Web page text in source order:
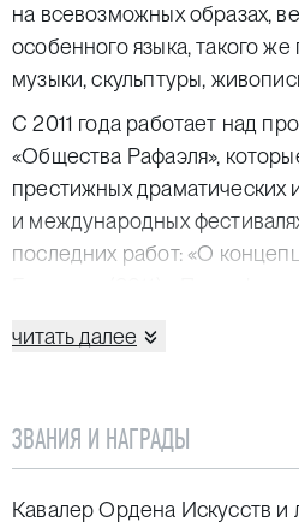
на всевозможных образах,
особенного языка, такого же
музыки, скульптуры,
С 2011 года работает над
«Общества Рафаэля»,
престижных драматических
и международных
последних работ: «О
террориста» по Гёльдерлину
«Моисей и Арон» Шёнберга
Мадрид), «Жанна на костре»
читать далее
ЗВАНИЯ И НАГРАДЫ
Кавалер Ордена Искусств и